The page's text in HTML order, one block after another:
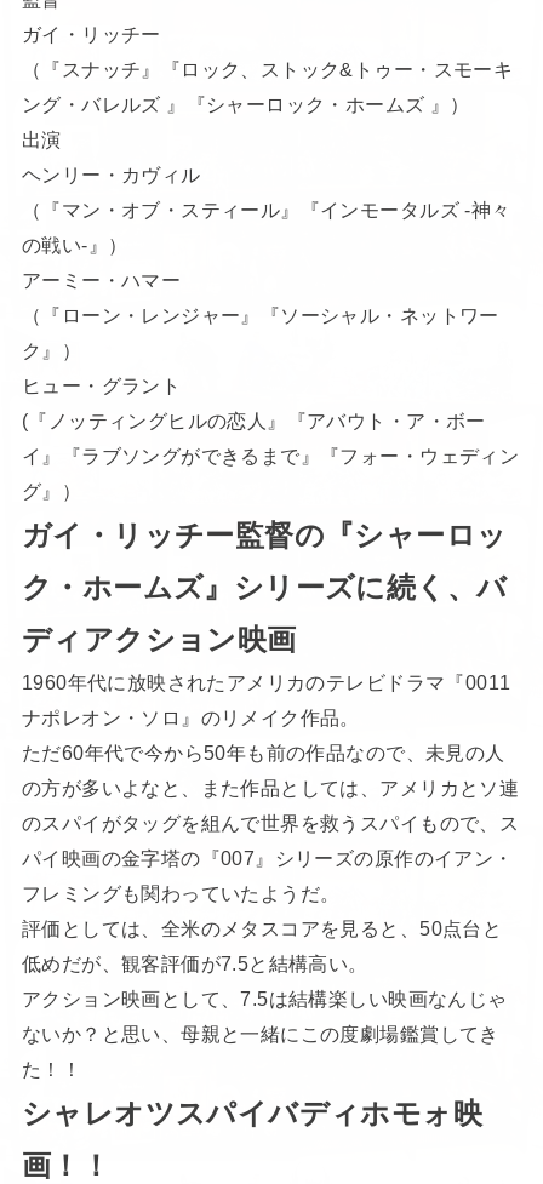
ガイ・リッチー
（『スナッチ』『ロック、ストック&トゥー・スモーキ
ング・バレルズ 』『シャーロック・ホームズ 』）
出演
ヘンリー・カヴィル
（『マン・オブ・スティール』『インモータルズ -神々
の戦い-』）
アーミー・ハマー
（『ローン・レンジャー』『ソーシャル・ネットワー
ク』）
ヒュー・グラント
(『ノッティングヒルの恋人』『アバウト・ア・ボー
イ』『ラブソングができるまで』『フォー・ウェディン
グ』）
ガイ・リッチー監督の『シャーロッ
ク・ホームズ』シリーズに続く、バ
ディアクション映画
1960年代に放映されたアメリカのテレビドラマ『0011
ナポレオン・ソロ』のリメイク作品。
ただ60年代で今から50年も前の作品なので、未見の人
の方が多いよなと、また作品としては、アメリカとソ連
のスパイがタッグを組んで世界を救うスパイもので、ス
パイ映画の金字塔の『007』シリーズの原作のイアン・
フレミングも関わっていたようだ。
評価としては、全米のメタスコアを見ると、50点台と
低めだが、観客評価が7.5と結構高い。
アクション映画として、7.5は結構楽しい映画なんじゃ
ないか？と思い、母親と一緒にこの度劇場鑑賞してき
た！！
シャレオツスパイバディホモォ映
画！！